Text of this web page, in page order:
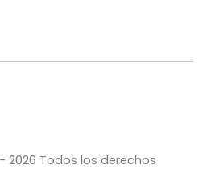
2026 Todos los derechos